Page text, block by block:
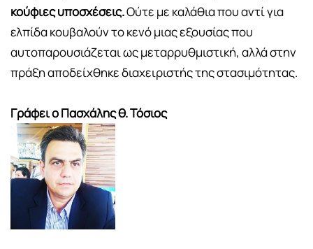
κούφιες υποσχέσεις.Ούτε με καλάθια που αντί για
ελπίδα κουβαλούν το κενό μιας εξουσίας που
αυτοπαρουσιάζεται ως μεταρρυθμιστική, αλλά στην
πράξη αποδείχθηκε διαχειριστής της στασιμότητας.
Γράφει ο Πασχάλης θ. Τόσιος